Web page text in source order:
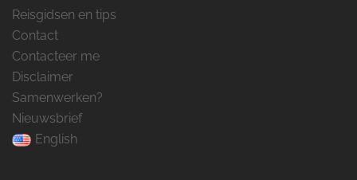
Reisgidsen en tips
Contact
Contacteer me
Disclaimer
Samenwerken?
Nieuwsbrief
English